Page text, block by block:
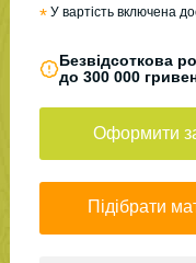
* У вартість включена
Безвідсоткова
до 300 000
Оформити
Підібрати